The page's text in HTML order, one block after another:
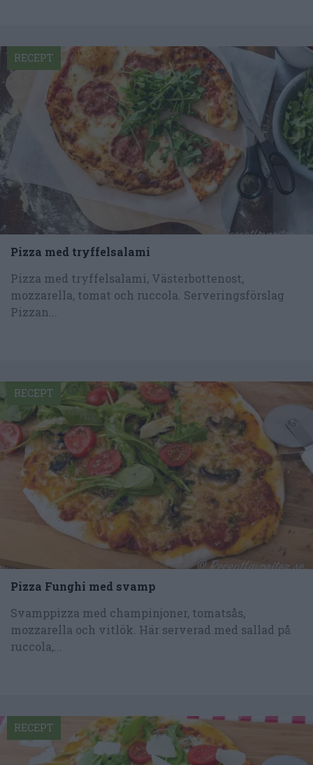
Pizza med tryffelsalami
Pizza med tryffelsalami, Västerbottenost,
mozzarella, tomat och ruccola. Serveringsförslag
Pizzan...
RECEPT
Pizza Funghi med svamp
Svamppizza med champinjoner, tomatsås,
mozzarella och vitlök. Här serverad med sallad på
ruccola,...
RECEPT
RECEPT